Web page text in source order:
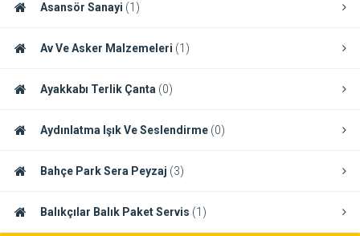
Asansör Sanayi (1)
Av Ve Asker Malzemeleri (1)
Ayakkabı Terlik Çanta (0)
Aydınlatma Işık Ve Seslendirme (0)
Bahçe Park Sera Peyzaj (3)
Balıkçılar Balık Paket Servis (1)